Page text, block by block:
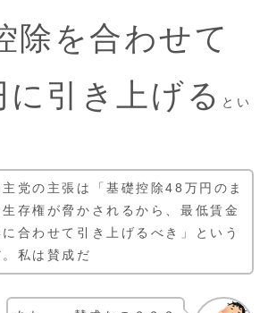
除を合わせて
に引き上げる とい
主党の主張は「基礎控除48万円のま
生存権が脅かされるから、最低賃金
合わせて引き上げるべき」という
。私は賛成だ